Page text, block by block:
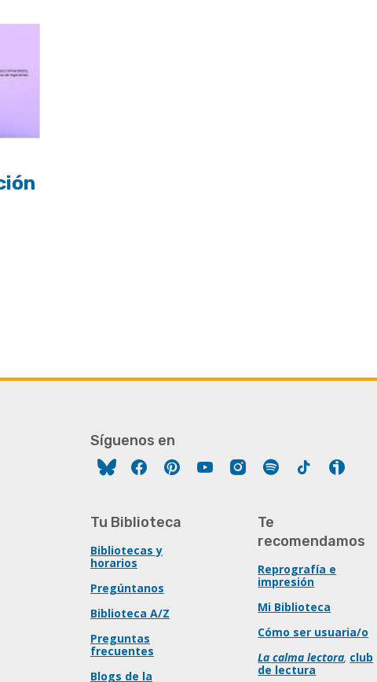
Síguenos en
FacebookPinterestYouTubeInstagram
Spotify Tiktok
Tu Biblioteca
Bibliotecas y
horarios
Pregúntanos
Biblioteca A/Z
Preguntas
frecuentes
Blogs de la
Te
recomendamos
Reprografía e
impresión
Mi Biblioteca
Cómo ser usuaria/o
La calma lectora, club
de lectura